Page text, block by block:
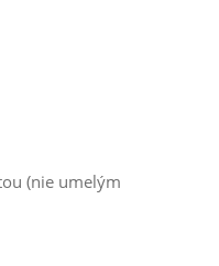
(nie umelým